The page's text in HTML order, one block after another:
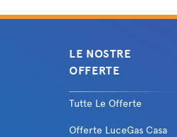
LE NOSTRE
OFFERTE
Tutte Le Offerte
Offerte LuceGas Casa